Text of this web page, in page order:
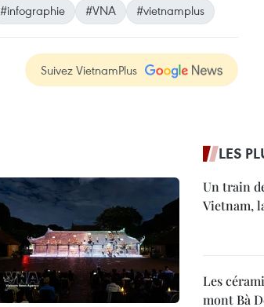
#infographie #VNA #vietnamplus
Suivez VietnamPlus
LES
Un train
Vietnam,
Les
mont Bà